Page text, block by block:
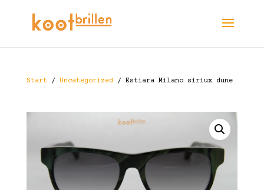
Start/ Uncategorized/ Estiara Milano siriux dune